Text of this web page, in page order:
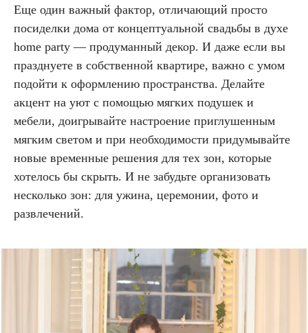
Еще один важный фактор, отличающий просто
посиделки дома от концептуальной свадьбы в духе
home party — продуманный декор. И даже если вы
празднуете в собственной квартире, важно с умом
подойти к оформлению пространства. Делайте
акцент на уют с помощью мягких подушек и
мебели, доигрывайте настроение приглушенным
мягким светом и при необходимости придумывайте
новые временные решения для тех зон, которые
хотелось бы скрыть. И не забудьте организовать
несколько зон: для ужина, церемонии, фото и
развлечений.